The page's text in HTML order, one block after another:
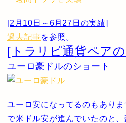
[2月10日～6月27日の実績]
過去記事を参照。
[トラリピ通貨ペア
ユーロ豪ドルのショート
ユーロ安になってるのもあり
で米ドル安が進んでいたのと